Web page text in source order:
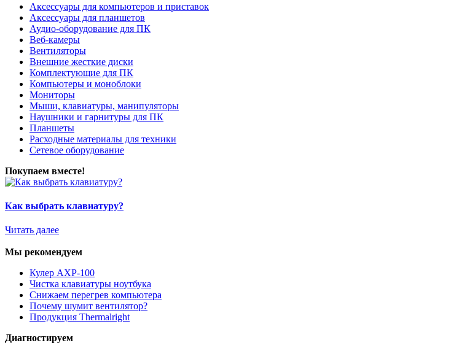
Аксессуары для компьютеров и приставок
Аксессуары для планшетов
Аудио-оборудование для ПК
Веб-камеры
Вентиляторы
Внешние жесткие диски
Комплектующие для ПК
Компьютеры и моноблоки
Мониторы
Мыши, клавиатуры, манипуляторы
Наушники и гарнитуры для ПК
Планшеты
Расходные материалы для техники
Сетевое оборудование
Покупаем вместе!
Как выбрать клавиатуру?
Читать далее
Мы рекомендуем
Кулер AXP-100
Чистка клавиатуры ноутбука
Снижаем перегрев компьютера
Почему шумит вентилятор?
Продукция Thermalright
Диагностируем